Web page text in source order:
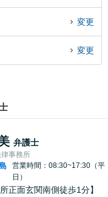
変更
変更
弁護士
事務所
営業時間：08:30~17:30（平
日）
正面玄関南側徒歩1分】